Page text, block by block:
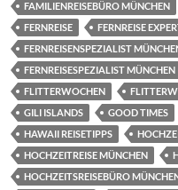
FAMILIENREISEBÜRO MÜNCHEN
FERNREISE
FERNREISE
FERNREISENSPEZIALIST
FERNREISESPEZIALIST MÜNCHEN
FLITTERWOCHEN
GILI ISLANDS
GOOD TIMES
HAWAII REISETIPPS
HOCHZEITREISE MÜNCHEN
HOCHZEITSREISEBÜRO